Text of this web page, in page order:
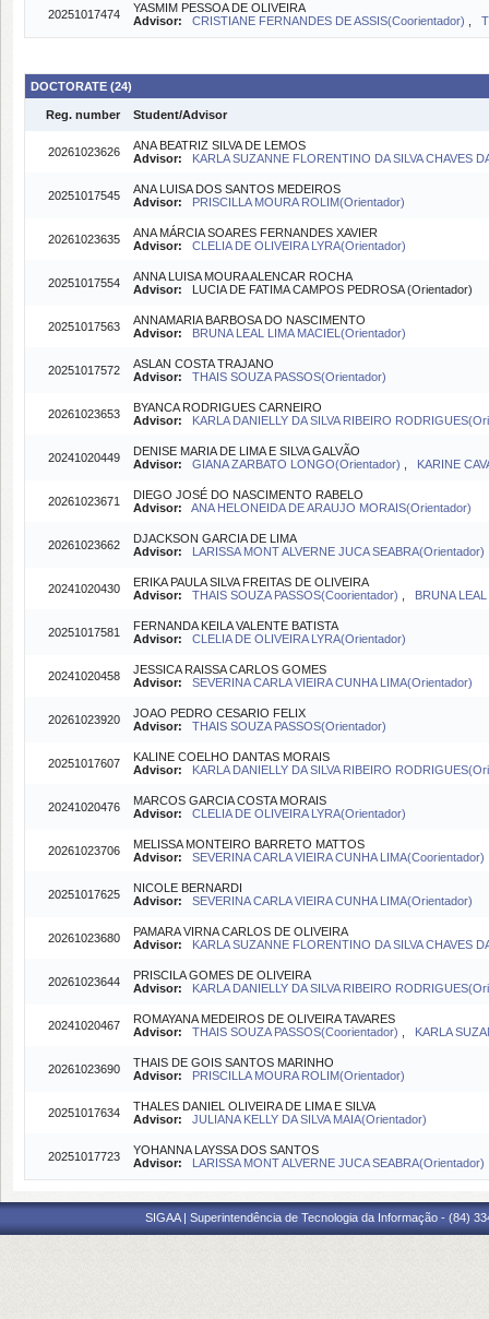
20251017474
YASMIM PESSOA DE OLIVEIRA
Advisor:
CRISTIANE FERNANDES DE ASSIS(Coorientador)
DOCTORATE (24)
Reg. number Student/Advisor
20261023626
ANA BEATRIZ SILVA DE LEMOS
Advisor:
KARLA SUZANNE FLORENTINO DA SILVA CHAVES
20251017545
ANA LUISA DOS SANTOS MEDEIROS
Advisor:
PRISCILLA MOURA ROLIM(Orientador)
20261023635
ANA MÁRCIA SOARES FERNANDES XAVIER
Advisor:
CLELIA DE OLIVEIRA LYRA(Orientador)
20251017554
ANNA LUISA MOURA ALENCAR ROCHA
Advisor: LUCIA DE FATIMA CAMPOS PEDROSA (Orientador)
20251017563
ANNAMARIA BARBOSA DO NASCIMENTO
Advisor:
BRUNA LEAL LIMA MACIEL(Orientador)
20251017572
ASLAN COSTA TRAJANO
Advisor:
THAIS SOUZA PASSOS(Orientador)
20261023653
BYANCA RODRIGUES CARNEIRO
Advisor:
KARLA DANIELLY DA SILVA RIBEIRO
20241020449
DENISE MARIA DE LIMA E SILVA GALVÃO
Advisor:
GIANA ZARBATO LONGO(Orientador) KARINE
20261023671
DIEGO JOSÉ DO NASCIMENTO RABELO
Advisor:
ANA HELONEIDA DE ARAUJO MORAIS(Orientador)
20261023662
DJACKSON GARCIA DE LIMA
Advisor:
LARISSA MONT ALVERNE JUCA SEABRA(Orientador)
20241020430
ERIKA PAULA SILVA FREITAS DE OLIVEIRA
Advisor:
THAIS SOUZA PASSOS(Coorientador) BRUNA
20251017581
FERNANDA KEILA VALENTE BATISTA
Advisor:
CLELIA DE OLIVEIRA LYRA(Orientador)
20241020458
JESSICA RAISSA CARLOS GOMES
Advisor:
SEVERINA CARLA VIEIRA CUNHA LIMA(Orientador)
20261023920
JOAO PEDRO CESARIO FELIX
Advisor:
THAIS SOUZA PASSOS(Orientador)
20251017607
KALINE COELHO DANTAS MORAIS
Advisor:
KARLA DANIELLY DA SILVA RIBEIRO
20241020476
MARCOS GARCIA COSTA MORAIS
Advisor:
CLELIA DE OLIVEIRA LYRA(Orientador)
20261023706
MELISSA MONTEIRO BARRETO MATTOS
Advisor:
SEVERINA CARLA VIEIRA CUNHA LIMA(Coorientador)
20251017625
NICOLE BERNARDI
Advisor:
SEVERINA CARLA VIEIRA CUNHA LIMA(Orientador)
20261023680
PAMARA VIRNA CARLOS DE OLIVEIRA
Advisor:
KARLA SUZANNE FLORENTINO DA SILVA CHAVES
20261023644
PRISCILA GOMES DE OLIVEIRA
Advisor:
KARLA DANIELLY DA SILVA RIBEIRO
20241020467
ROMAYANA MEDEIROS DE OLIVEIRA TAVARES
Advisor:
THAIS SOUZA PASSOS(Coorientador) KARLA
20261023690
THAIS DE GOIS SANTOS MARINHO
Advisor:
PRISCILLA MOURA ROLIM(Orientador)
20251017634
THALES DANIEL OLIVEIRA DE LIMA E SILVA
Advisor:
JULIANA KELLY DA SILVA MAIA(Orientador)
20251017723
YOHANNA LAYSSA DOS SANTOS
Advisor:
LARISSA MONT ALVERNE JUCA SEABRA(Orientador)
SIGAA | Superintendência de Tecnologia da Informação - (84)